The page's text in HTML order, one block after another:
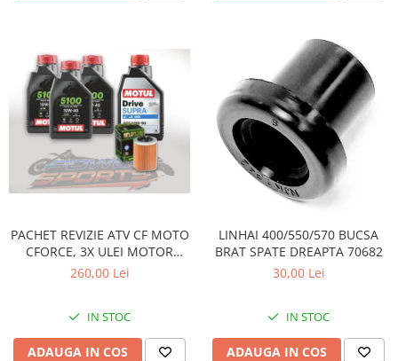
PACHET REVIZIE ATV CF MOTO
CFORCE, 3X ULEI MOTOR
MOTUL 5100 10W40, ULEI
260,00 Lei
IN STOC
ADAUGA IN COS
LINHAI 400/550/570 BUCSA
BRAT SPATE DREAPTA 70682
30,00 Lei
IN STOC
ADAUGA IN COS